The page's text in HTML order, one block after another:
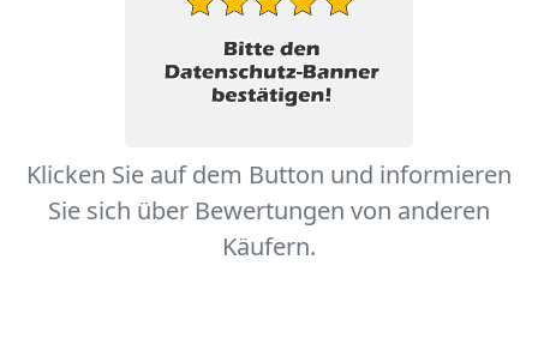
Klicken Sie auf dem Button und informieren
Sie sich über Bewertungen von anderen
Käufern.